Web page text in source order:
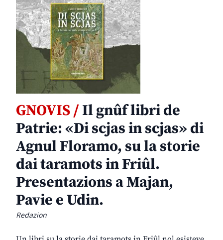
GNOVIS /Il gnûf libri de
Patrie: «Di scjas in scjas» di
Agnul Floramo, su la storie
dai taramots in Friûl.
Presentazions a Majan,
Pavie e Udin.
Redazion